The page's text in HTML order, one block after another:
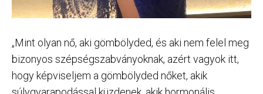
„Mint olyan nő, aki gömbölyded, és aki nem felel meg
bizonyos szépségszabványoknak, azért vagyok itt,
hogy képviseljem a gömbölyded nőket, akik